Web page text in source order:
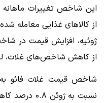
این شاخص تغییرات
از کالاهای غذایی معامله
ژوئیه، افزایش قیمت در
از کاهش شاخص‌های غلات،
نسبت به